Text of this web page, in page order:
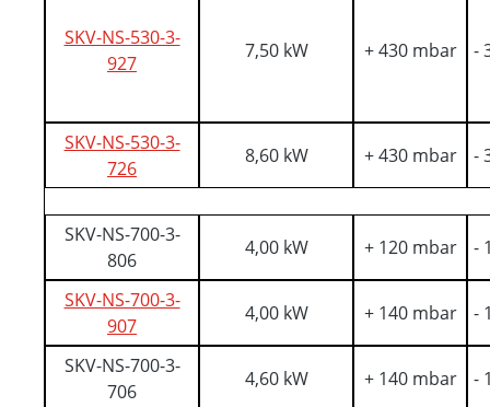
SKV-NS-530-3-
927
7,50 kW + 430 mbar -
SKV-NS-530-3-
726
8,60 kW + 430 mbar -
SKV-NS-700-3-
806
4,00 kW + 120 mbar -
SKV-NS-700-3-
907
4,00 kW + 140 mbar -
SKV-NS-700-3-
706
4,60 kW + 140 mbar -